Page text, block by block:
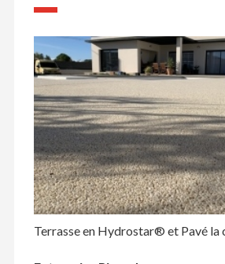
Terrasse en Hydrostar® et Pavé